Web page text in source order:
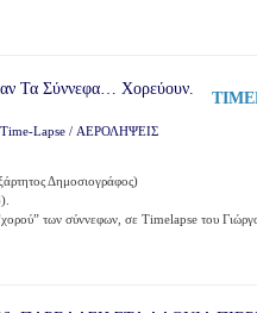
Time-Lapse / ΑΕΡΟΛΗΨΕΙΣ
Δημοσιογράφος)
των σύννεφων, σε Timelapse του